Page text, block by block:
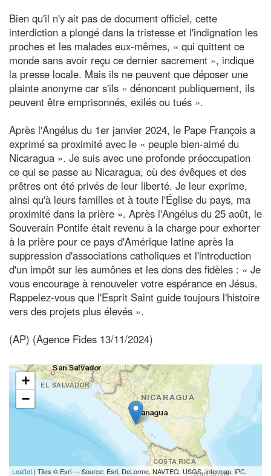
Bien qu'il n'y ait pas de document officiel, cette
interdiction a plongé dans la tristesse et l'indignation les
proches et les malades eux-mêmes, « qui quittent ce
monde sans avoir reçu ce dernier sacrement », indique
la presse locale. Mais ils ne peuvent que déposer une
plainte anonyme car s'ils « dénoncent publiquement, ils
peuvent être emprisonnés, exilés ou tués ».
Après l'Angélus du 1er janvier 2024, le Pape François a
exprimé sa proximité avec le « peuple bien-aimé du
Nicaragua ». Je suis avec une profonde préoccupation
ce qui se passe au Nicaragua, où des évêques et des
prêtres ont été privés de leur liberté. Je leur exprime,
ainsi qu'à leurs familles et à toute l'Église du pays, ma
proximité dans la prière ». Après l'Angélus du 25 août, le
Souverain Pontife était revenu à la charge pour exhorter
à la prière pour ce pays d'Amérique latine après la
suppression d'associations catholiques et l'introduction
d'un impôt sur les aumônes et les dons des fidèles : « Je
vous encourage à renouveler votre espérance en Jésus.
Rappelez-vous que l'Esprit Saint guide toujours l'histoire
vers des projets plus élevés ».
(AP) (Agence Fides 13/11/2024)
+
−
Leaflet | Tiles © Esri — Source: Esri, DeLorme, NAVTEQ, USGS, Intermap, iPC,